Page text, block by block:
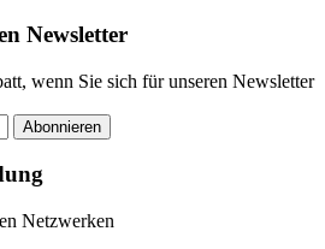
Newsletter
wenn Sie sich für unseren Newsletter
Abonnieren
Netzwerken